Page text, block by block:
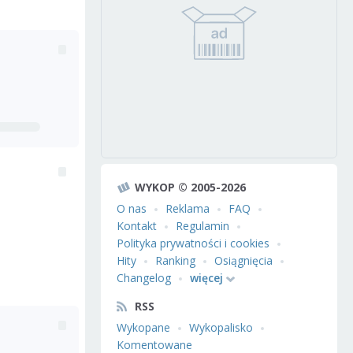
WYKOP © 2005-2026
O nas
Reklama
FAQ
Kontakt
Regulamin
Polityka prywatności i cookies
Hity
Ranking
Osiągnięcia
Changelog
więcej
RSS
Wykopane
Wykopalisko
Komentowane